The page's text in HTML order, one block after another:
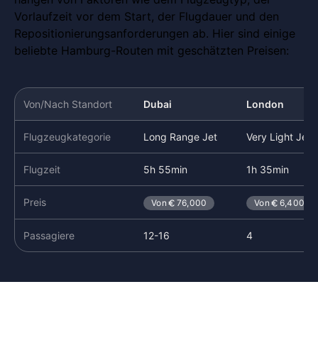
Vorlaufzeit vor dem Start, der Flugdauer und den
Repositionierungsanforderungen ab. Hier sind einige
beliebte Hamburg-Routen mit geschätzten Preisen:
Von/Nach Standort Dubai London
Flugzeugkategorie Long Range Jet Very Light Jet
Flugzeit 5h 55min 1h 35min
Preis Von 76,000 Von 6,400
Passagiere 12-16 4